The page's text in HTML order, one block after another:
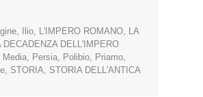
Ilio L'IMPERO ROMANO LA
DECADENZA DELL'IMPERO
Media Persia Polibio Priamo
STORIA
STORIA DELL'ANTICA